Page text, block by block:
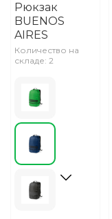
Рюкзак
BUENOS
AIRES
Количество на
складе: 2